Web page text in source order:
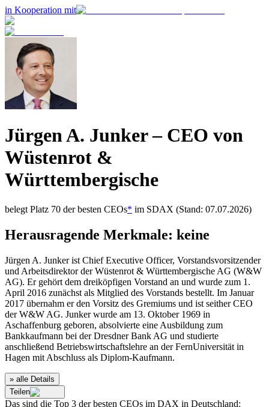
in Kooperation mit
Jürgen A. Junker– CEO von
Wüstenrot &
Württembergische
belegt Platz 70 der besten CEOs* im SDAX (Stand: 07.07.2026)
Herausragende Merkmale: keine
Jürgen A. Junker ist Chief Executive Officer, Vorstandsvorsitzender
und Arbeitsdirektor der Wüstenrot & Württembergische AG (W&W
AG). Er gehört dem dreiköpfigen Vorstand an und wurde zum 1.
April 2016 zunächst als Mitglied des Vorstands bestellt. Im Januar
2017 übernahm er den Vorsitz des Gremiums und ist seither CEO
der W&W AG. Junker wurde am 13. Oktober 1969 in
Aschaffenburg geboren, absolvierte eine Ausbildung zum
Bankkaufmann bei der Dresdner Bank AG und studierte
anschließend Betriebswirtschaftslehre an der FernUniversität in
Hagen mit Abschluss als Diplom-Kaufmann.
» alle Details
Teilen
Das sind die Top 3 der besten CEOs im DAX in Deutschland: